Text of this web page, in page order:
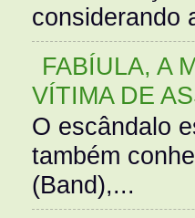
considerando
FABÍULA, A
VÍTIMA DE
O escândalo
também
(Band),...